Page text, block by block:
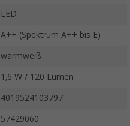
LED
A++ (Spektrum A++ bis E)
warmweiß
1,6 W / 120 Lumen
4019524103797
57429060